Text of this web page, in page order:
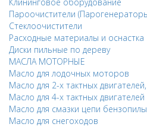
Пароочистители
Стеклоочистители
Расходные материалы и оснастка
Диски пильные по дереву
МАСЛА МОТОРНЫЕ
Масло для лодочных моторов
Масло для 2-х тактных
Масло для 4-х тактных двигателей
Масло для смазки цепи бензопилы
Масло для снегоходов